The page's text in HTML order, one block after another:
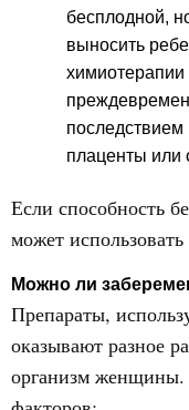
бесплодной,
выносить
последствием
плаценты или
Если способность
может
Можно ли
Препараты,
оказывают разное
организм женщины.